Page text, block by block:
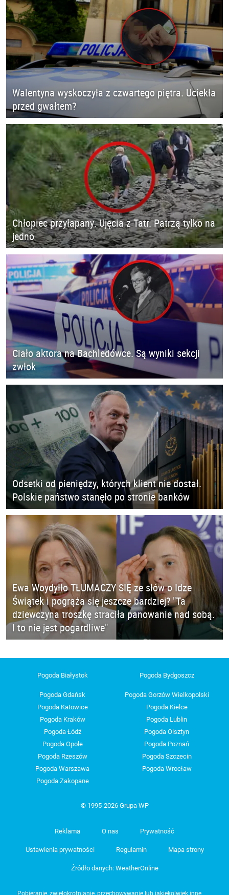
Walentyna wyskoczyła z czwartego piętra. Uciekła
przed gwałtem?
Chłopiec przyłapany. Ujęcia z Tatr. Patrzą tylko na
jedno
Ciało aktora na Bachledówce. Są wyniki sekcji
zwłok
Odsetki od pieniędzy, których klient nie dostał.
Polskie państwo stanęło po stronie banków
Ewa Woydyłło TŁUMACZY SIĘ ze słów o Idze
Świątek i pogrąża się jeszcze bardziej? "Ta
dziewczyna troszkę straciła panowanie nad sobą.
I to nie jest pogardliwe"
Pogoda Białystok Pogoda Bydgoszcz
Pogoda Gdańsk
Pogoda Gorzów Wielkopolski
Pogoda Katowice
Pogoda Kielce
Pogoda Kraków
Pogoda Lublin
Pogoda Łódź
Pogoda Olsztyn
Pogoda Opole
Pogoda Poznań
Pogoda Rzeszów
Pogoda Szczecin
Pogoda Warszawa
Pogoda Wrocław
Pogoda Zakopane
© 1995-2026 Grupa WP
Reklama O nas Prywatność
Ustawienia prywatności Regulamin Mapa strony
Źródło danych: WeatherOnline
Pobieranie, zwielokrotnianie, przechowywanie lub jakiekolwiek inne